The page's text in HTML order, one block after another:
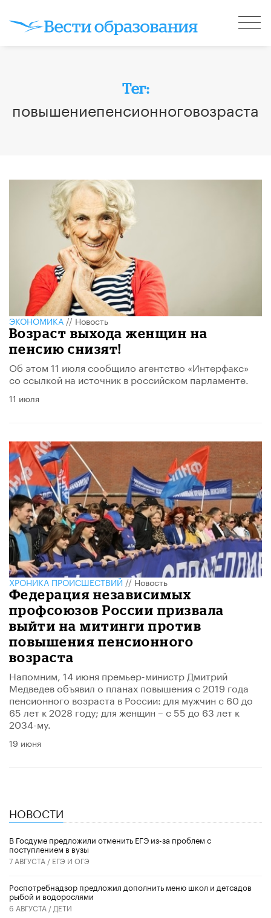
Тег:
повышениепенсионноговозраста
ЭКОНОМИКА//Новость
Возраст выхода женщин на
пенсию снизят!
Об этом 11 июля сообщило агентство «Интерфакс»
со ссылкой на источник в российском парламенте.
11 июля
ХРОНИКА ПРОИСШЕСТВИЙ//Новость
Федерация независимых
профсоюзов России призвала
выйти на митинги против
повышения пенсионного
возраста
Напомним, 14 июня премьер-министр Дмитрий
Медведев объявил о планах повышения с 2019 года
пенсионного возраста в России: для мужчин с 60 до
65 лет к 2028 году; для женщин – с 55 до 63 лет к
2034-му.
19 июня
НОВОСТИ
В Госдуме предложили отменить ЕГЭ из-за проблем с
поступлением в вузы
7 АВГУСТА / ЕГЭ И ОГЭ
Роспотребнадзор предложил дополнить меню школ и детсадов
рыбой и водорослями
6 АВГУСТА / ДЕТИ